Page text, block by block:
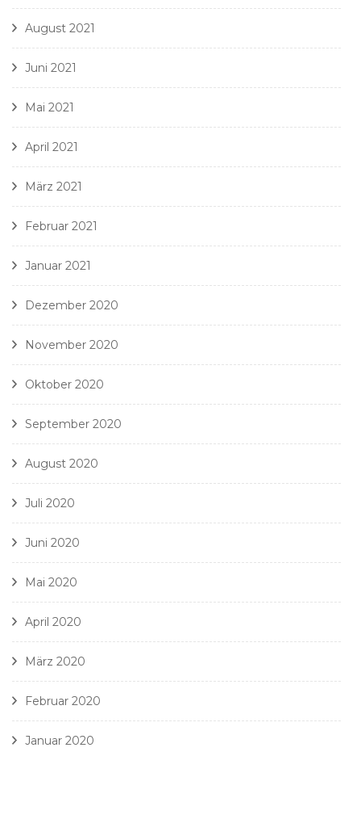
August 2021
Juni 2021
Mai 2021
April 2021
März 2021
Februar 2021
Januar 2021
Dezember 2020
November 2020
Oktober 2020
September 2020
August 2020
Juli 2020
Juni 2020
Mai 2020
April 2020
März 2020
Februar 2020
Januar 2020